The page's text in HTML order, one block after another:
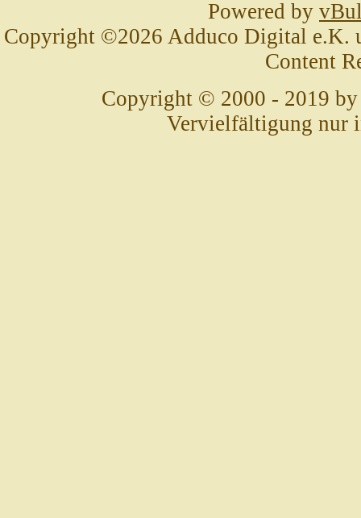
Powered by
Copyright ©2026 Adduco Digital e.K.
Content
Copyright © 2000 - 2019
Vervielfältigung nur